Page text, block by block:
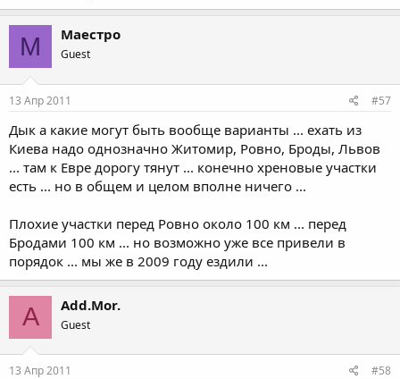
М Маестро
Guest
13 Апр 2011 #57
Дык а какие могут быть вообще варианты ... ехать из
Киева надо однозначно Житомир, Ровно, Броды, Львов
... там к Евре дорогу тянут ... конечно хреновые участки
есть ... но в общем и целом вполне ничего ...
Плохие участки перед Ровно около 100 км ... перед
Бродами 100 км ... но возможно уже все привели в
порядок ... мы же в 2009 году ездили ...
A Add.Mor.
Guest
13 Апр 2011 #58